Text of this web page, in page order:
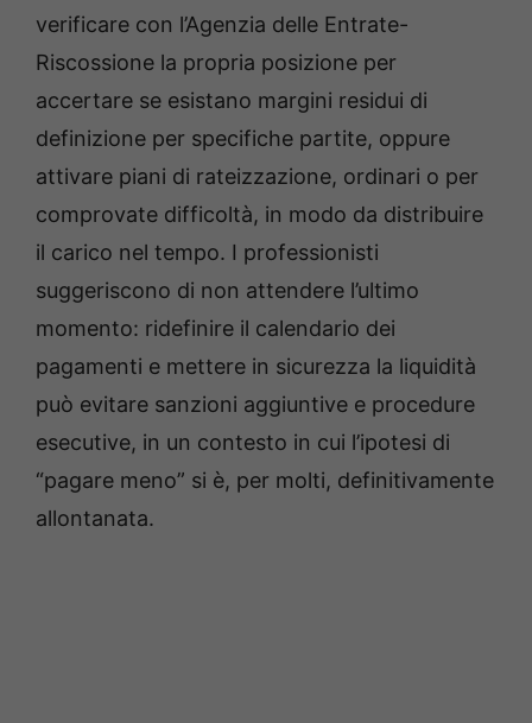
verificare con l’Agenzia delle Entrate-
Riscossione la propria posizione per
accertare se esistano margini residui di
definizione per specifiche partite, oppure
attivare piani di rateizzazione, ordinari o per
comprovate difficoltà, in modo da distribuire
il carico nel tempo. I professionisti
suggeriscono di non attendere l’ultimo
momento: ridefinire il calendario dei
pagamenti e mettere in sicurezza la liquidità
può evitare sanzioni aggiuntive e procedure
esecutive, in un contesto in cui l’ipotesi di
“pagare meno” si è, per molti, definitivamente
allontanata.